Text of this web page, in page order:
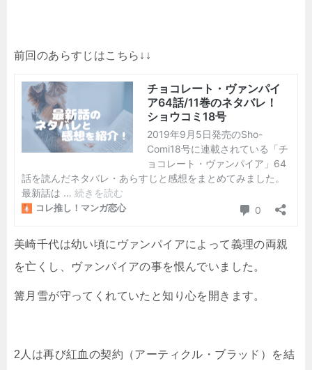
前回のあらすじはこちら↓↓
美崎千代は幼い頃にヴァンパイアによって義理の両親
を亡くし、ヴァンパイアの事を恨んでいました。
篝月雪が守ってくれていたと知り心を開きます。
2人は再び紅血の契約（アーティクル・ブラッド）を結